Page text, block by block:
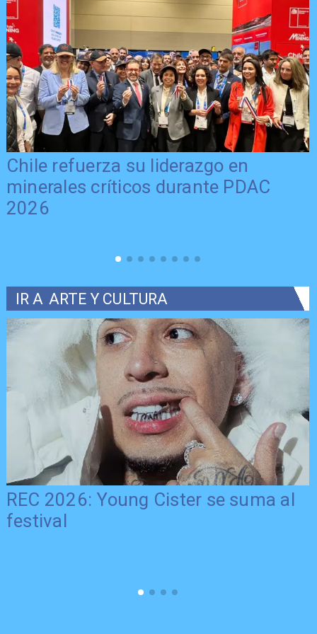
Chile refuerza su liderazgo en
minerales críticos durante PDAC
2026
IR A ARTE Y CULTURA
REC 2026: Young Cister se suma al
festival